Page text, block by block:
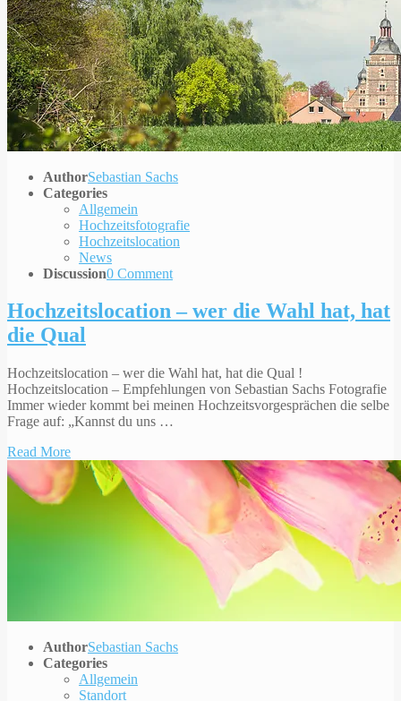
AuthorSebastian Sachs
Categories
Allgemein
Hochzeitsfotografie
Hochzeitslocation
News
Discussion0 Comment
Hochzeitslocation – wer die Wahl hat, hat
die Qual
Hochzeitslocation – wer die Wahl hat, hat die Qual !
Hochzeitslocation – Empfehlungen von Sebastian Sachs Fotografie
Immer wieder kommt bei meinen Hochzeitsvorgesprächen die selbe
Frage auf: „Kannst du uns …
Read More
AuthorSebastian Sachs
Categories
Allgemein
Standort